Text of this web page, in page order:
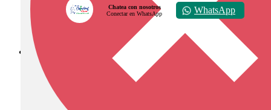
Diócesis de Zipaquirá
Chatea con nosotros
Conectar en WhatsApp
WhatsApp